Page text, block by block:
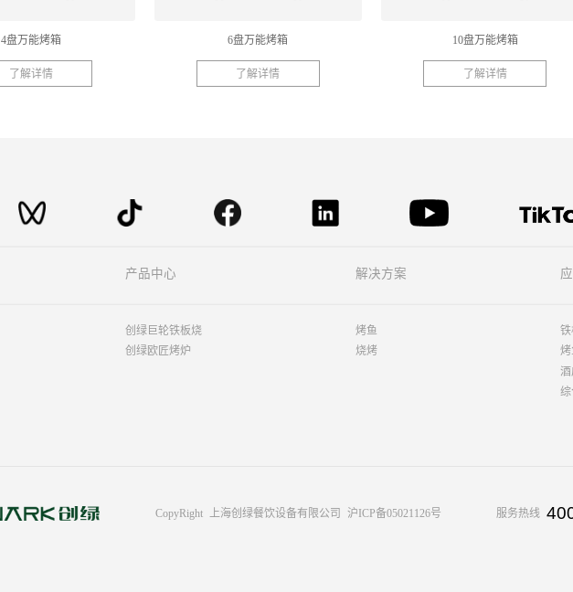
4盘万能烤箱
了解详情
6盘万能烤箱
了解详情
10盘万能烤箱
了解详情
产品中心
创绿巨轮铁板烧
创绿欧匠烤炉
解决方案
烤鱼
烧烤
铁
CopyRight 上海创绿餐饮设备有限公司 沪ICP备05021126号 服务热线